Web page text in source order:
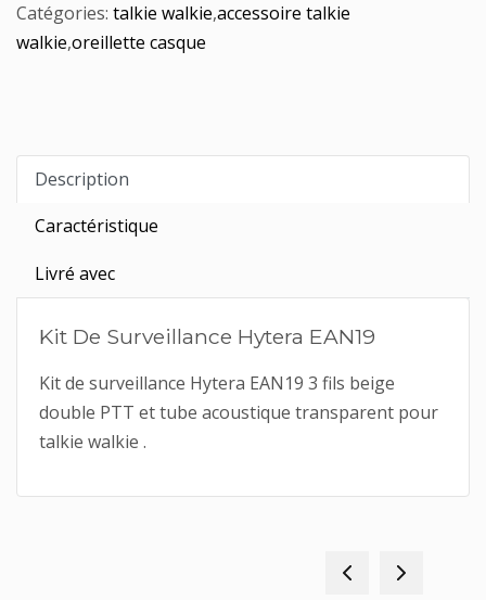
Catégories: talkie walkie,accessoire talkie
walkie,oreillette casque
Description
Caractéristique
Livré avec
Kit De Surveillance Hytera EAN19
Kit de surveillance Hytera EAN19 3 fils beige
double PTT et tube acoustique transparent pour
talkie walkie .